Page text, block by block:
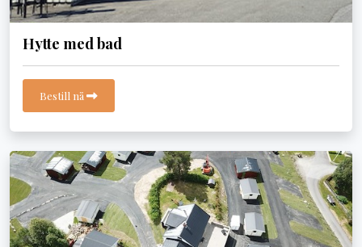
Hytte med bad
Bestill nå